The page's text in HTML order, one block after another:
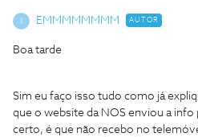
E EMMMMMMMM AUTOR
Boa tarde
Sim eu faço isso tudo como já
que o website da NOS enviou a info
certo, é que não recebo no